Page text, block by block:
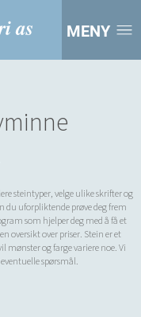
MENY
steintyper, velge ulike skrifter og
du uforpliktende prøve deg frem
som hjelper deg med å få et
oversikt over priser. Stein er et
mønster og farge variere noe. Vi
spørsmål.